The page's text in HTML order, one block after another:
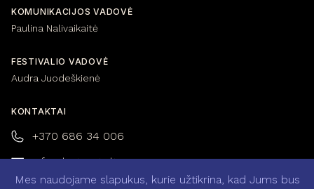
KOMUNIKACIJOS VADOVĖ
Paulina Nalivaikaitė
FESTIVALIO VADOVĖ
Audra Juodeškienė
KONTAKTAI
+370 686 34 006
info@kintaiarts.lt
Mes naudojame slapukus, kurie užtikrina, kad Jums bus